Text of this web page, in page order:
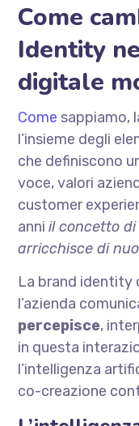
Come
Identity
digitale
Come sappiamo,
l’insieme degli
che definiscono
voce, valori
customer
anniil concetto
arricchisce di
La brand identity
l’azienda
percepisce,
in questa
l’intelligenza
co-creazione